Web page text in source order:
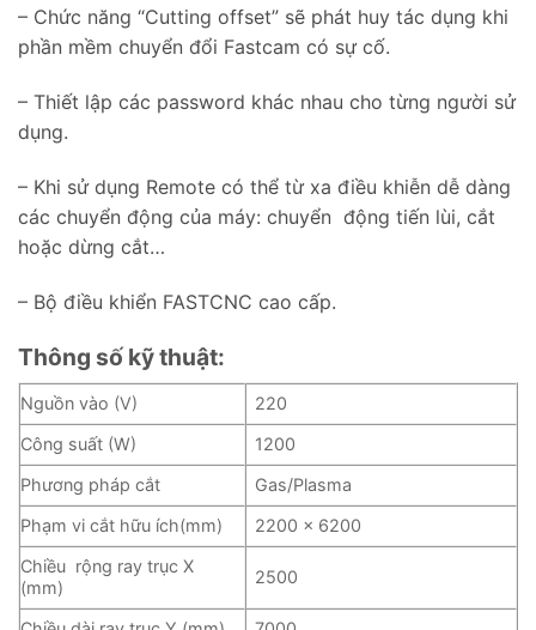
– Chức năng “Cutting offset” sẽ phát huy tác dụng khi
phần mềm chuyển đổi Fastcam có sự cố.
– Thiết lập các password khác nhau cho từng người sử
dụng.
– Khi sử dụng Remote có thể từ xa điều khiễn dễ dàng
các chuyển động của máy: chuyển động tiến lùi, cắt
hoặc dừng cắt…
– Bộ điều khiển FASTCNC cao cấp.
Thông số kỹ thuật:
Nguồn vào (V)
220
Công suất (W)
1200
Phương pháp cắt
Gas/Plasma
Phạm vi cắt hữu ích(mm)
2200 x 6200
Chiều rộng ray trục X
(mm)
2500